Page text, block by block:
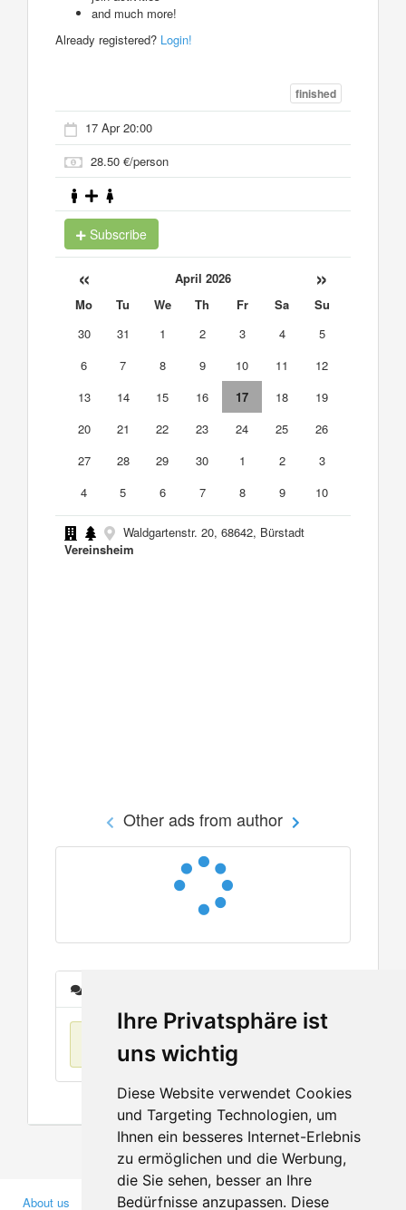
Ihre Privatsphäre ist
uns wichtig
Diese Website verwendet Cookies
und Targeting Technologien, um
Ihnen ein besseres Internet-Erlebnis
zu ermöglichen und die Werbung,
die Sie sehen, besser an Ihre
Bedürfnisse anzupassen. Diese
and much more!
Already registered? Login!
finished
17 Apr 20:00
28.50 €/person
Subscribe
« April 2026 »
Mo Tu We Th Fr Sa
Su
30
31 1 2 3 4
5
6
7 8 9 10 11
12
13
14 15 16 17 18
19
20
21 22 23 24 25
26
27
28 29 30 1 2
3
4
5 6 7 8 9 10
Waldgartenstr. 20, 68642, Bürstadt
Vereinsheim
Other ads from author
No items found
About us Business Partners